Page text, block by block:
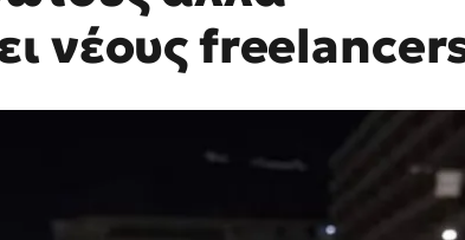
νέους